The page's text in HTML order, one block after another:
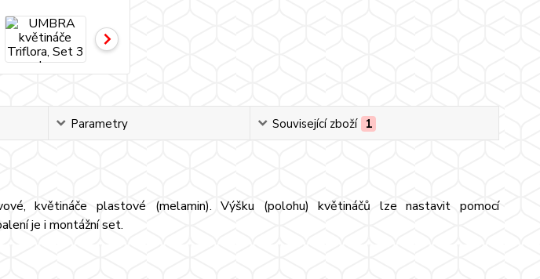
Parametry Související zboží 1
květináče plastové (melamin). Výšku (polohu) květináčů lze nastavit pomocí
je i montážní set.